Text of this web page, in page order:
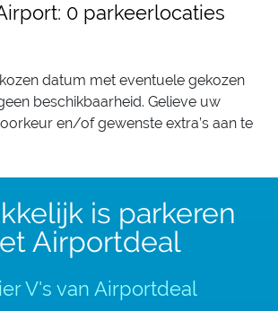
0 parkeerlocaties
datum met eventuele gekozen
beschikbaarheid. Gelieve uw
en/of gewenste extra’s aan te
is parkeren
Airportdeal
V's van Airportdeal